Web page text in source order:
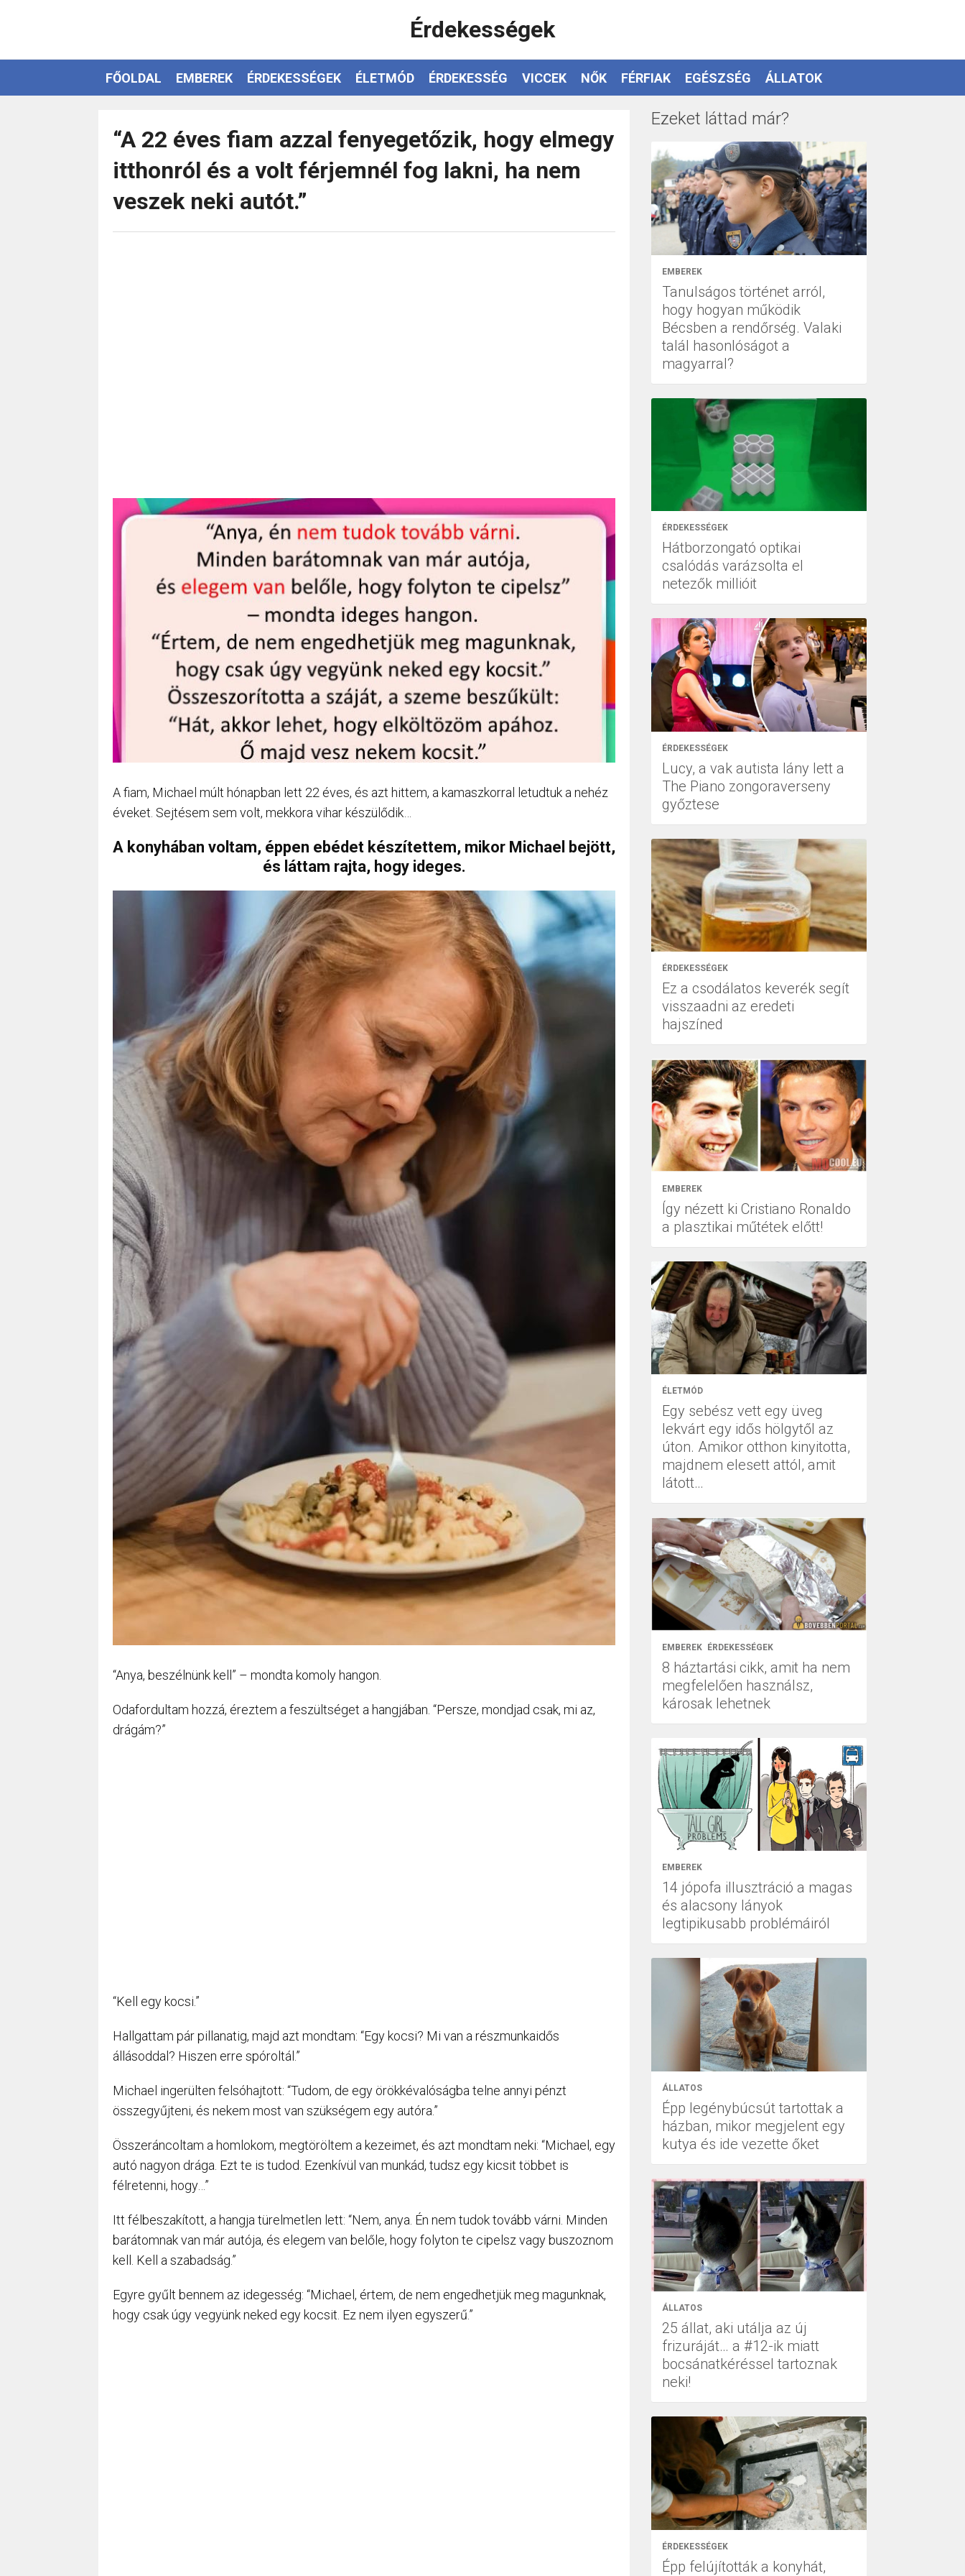
Érdekességek
FŐOLDAL EMBEREK ÉRDEKESSÉGEK ÉLETMÓD ÉRDEKESSÉG VICCEK NŐK FÉRFIAK EGÉSZSÉG ÁLLATOK
“A 22 éves fiam azzal fenyegetőzik, hogy elmegy
itthonról és a volt férjemnél fog lakni, ha nem
veszek neki autót.”
A fiam, Michael múlt hónapban lett 22 éves, és azt hittem, a kamaszkorral letudtuk a nehéz
éveket. Sejtésem sem volt, mekkora vihar készülődik…
A konyhában voltam, éppen ebédet készítettem, mikor Michael bejött,
és láttam rajta, hogy ideges.
“Anya, beszélnünk kell” – mondta komoly hangon.
Odafordultam hozzá, éreztem a feszültséget a hangjában. “Persze, mondjad csak, mi az,
drágám?”
“Kell egy kocsi.”
Hallgattam pár pillanatig, majd azt mondtam: “Egy kocsi? Mi van a részmunkaidős
állásoddal? Hiszen erre spóroltál.”
Michael ingerülten felsóhajtott: “Tudom, de egy örökkévalóságba telne annyi pénzt
összegyűjteni, és nekem most van szükségem egy autóra.”
Összeráncoltam a homlokom, megtöröltem a kezeimet, és azt mondtam neki: “Michael, egy
autó nagyon drága. Ezt te is tudod. Ezenkívül van munkád, tudsz egy kicsit többet is
félretenni, hogy…”
Itt félbeszakított, a hangja türelmetlen lett: “Nem, anya. Én nem tudok tovább várni. Minden
barátomnak van már autója, és elegem van belőle, hogy folyton te cipelsz vagy buszoznom
kell. Kell a szabadság.”
Egyre gyűlt bennem az idegesség: “Michael, értem, de nem engedhetjük meg magunknak,
hogy csak úgy vegyünk neked egy kocsit. Ez nem ilyen egyszerű.”
Ezeket láttad már?
EMBEREK
Tanulságos történet arról,
hogy hogyan működik
Bécsben a rendőrség. Valaki
talál hasonlóságot a
magyarral?
ÉRDEKESSÉGEK
Hátborzongató optikai
csalódás varázsolta el
netezők millióit
ÉRDEKESSÉGEK
Lucy, a vak autista lány lett a
The Piano zongoraverseny
győztese
ÉRDEKESSÉGEK
Ez a csodálatos keverék segít
visszaadni az eredeti
hajszíned
EMBEREK
Így nézett ki Cristiano Ronaldo
a plasztikai műtétek előtt!
ÉLETMÓD
Egy sebész vett egy üveg
lekvárt egy idős hölgytől az
úton. Amikor otthon kinyitotta,
majdnem elesett attól, amit
látott…
EMBEREK ÉRDEKESSÉGEK
8 háztartási cikk, amit ha nem
megfelelően használsz,
károsak lehetnek
EMBEREK
14 jópofa illusztráció a magas
és alacsony lányok
legtipikusabb problémáiról
ÁLLATOS
Épp legénybúcsút tartottak a
házban, mikor megjelent egy
kutya és ide vezette őket
ÁLLATOS
25 állat, aki utálja az új
frizuráját… a #12-ik miatt
bocsánatkéréssel tartoznak
neki!
ÉRDEKESSÉGEK
Épp felújították a konyhát,